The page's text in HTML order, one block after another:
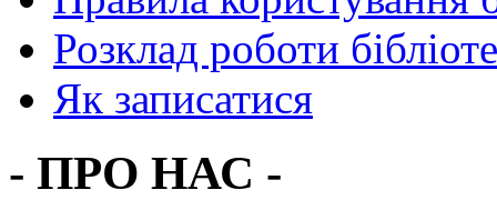
Розклад роботи
Як записатися
- ПРО НАС -